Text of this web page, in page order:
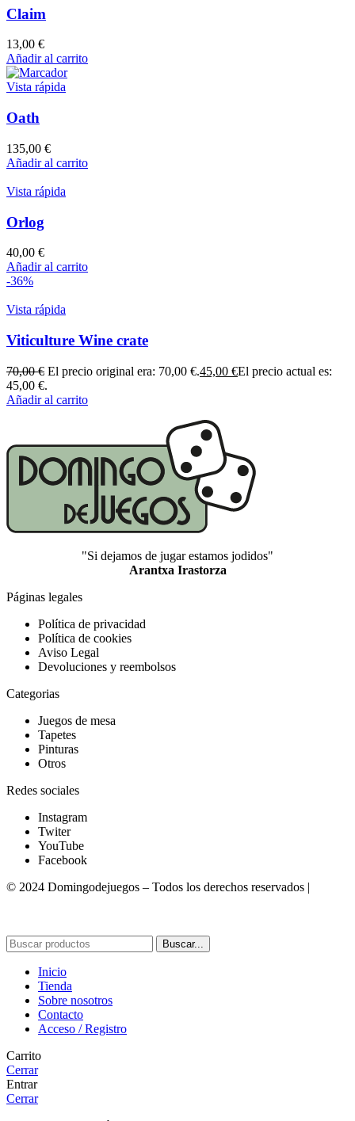
Claim
13,00 €
Añadir al carrito
Vista rápida
Oath
135,00 €
Añadir al carrito
Vista rápida
Orlog
40,00 €
Añadir al carrito
-36%
Vista rápida
Viticulture Wine crate
70,00€ El precio original era: 70,00 €.45,00 €El precio actual es:
45,00 €.
Añadir al carrito
"Si dejamos de jugar estamos jodidos"
Arantxa Irastorza
Páginas legales
Política de privacidad
Política de cookies
Aviso Legal
Devoluciones y reembolsos
Categorias
Juegos de mesa
Tapetes
Pinturas
Otros
Redes sociales
Instagram
Twiter
YouTube
Facebook
© 2024 Domingodejuegos – Todos los derechos reservados |
Buscar...
Inicio
Tienda
Sobre nosotros
Contacto
Acceso / Registro
Carrito
Cerrar
Entrar
Cerrar